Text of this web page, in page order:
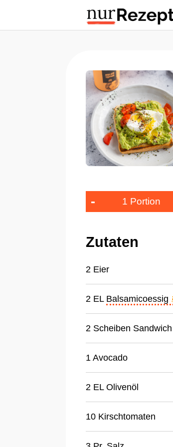
- 1 Portion
Zutaten
2 Eier
2 EL Balsamicoessig
2 Scheiben
1 Avocado
2 EL Olivenöl
10 Kirschtomaten